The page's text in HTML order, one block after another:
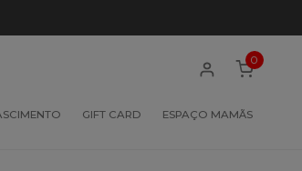
GIFT CARD ESPAÇO MAMÃS
0